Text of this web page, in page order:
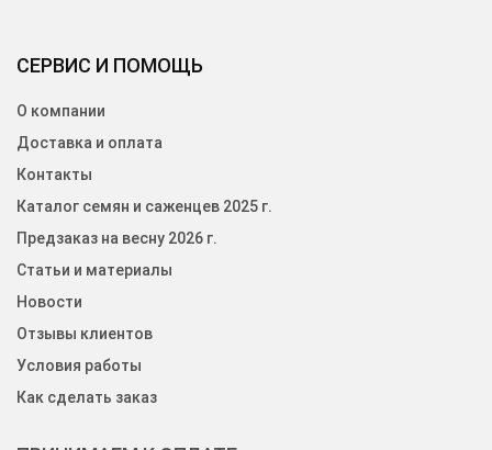
СЕРВИС И ПОМОЩЬ
О компании
Доставка и оплата
Контакты
Каталог семян и саженцев 2025 г.
Предзаказ на весну 2026 г.
Статьи и материалы
Новости
Отзывы клиентов
Условия работы
Как сделать заказ